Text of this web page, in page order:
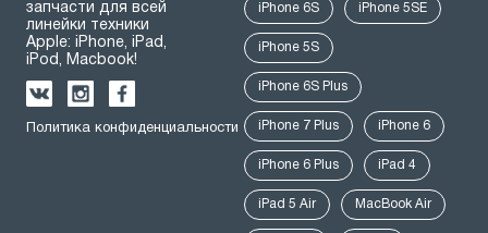
запчасти для всей
линейки техники
Apple: iPhone, iPad,
iPod, Macbook!
Политика конфиденциальности
iPhone 6S iPhone 5SE
iPhone 5S
iPhone 6S Plus
iPhone 7 Plus iPhone 6
iPhone 6 Plus iPad 4
iPad 5 Air MacBook Air